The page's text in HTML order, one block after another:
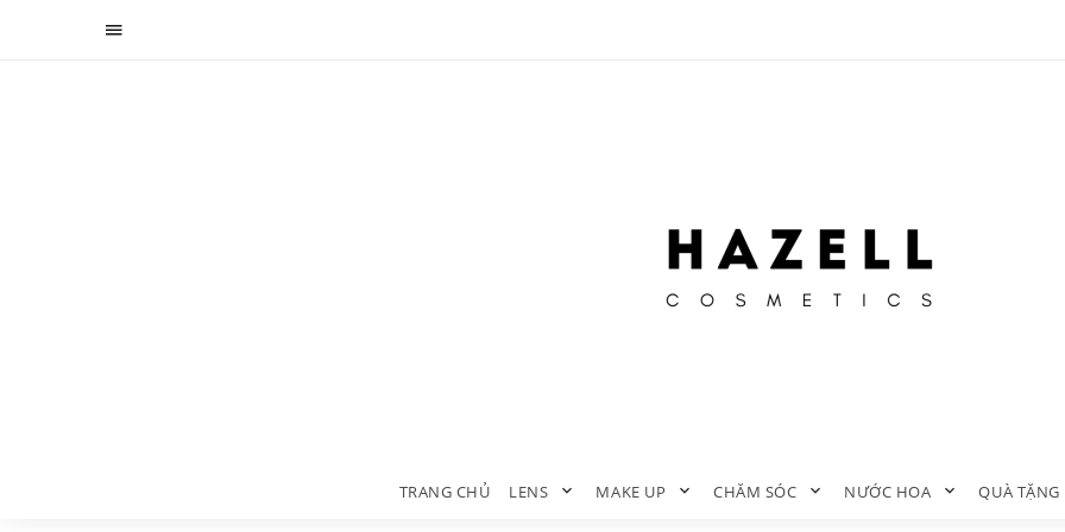
TRANG CHỦ LENS MAKE UP CHĂM SÓC NƯỚC HOA QUÀ TẶNG